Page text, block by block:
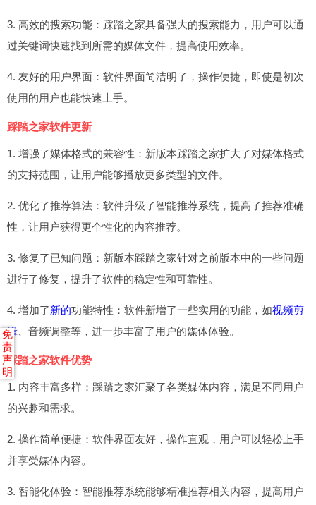
3. 高效的搜索功能：踩踏之家具备强大的搜索能力，用户可以通
过关键词快速找到所需的媒体文件，提高使用效率。
4. 友好的用户界面：软件界面简洁明了，操作便捷，即使是初次
使用的用户也能快速上手。
踩踏之家软件更新
1. 增强了媒体格式的兼容性：新版本踩踏之家扩大了对媒体格式
的支持范围，让用户能够播放更多类型的文件。
2. 优化了推荐算法：软件升级了智能推荐系统，提高了推荐准确
性，让用户获得更个性化的内容推荐。
3. 修复了已知问题：新版本踩踏之家针对之前版本中的一些问题
进行了修复，提升了软件的稳定性和可靠性。
4. 增加了新的功能特性：软件新增了一些实用的功能，如视频剪
辑 、音频调整等，进一步丰富了用户的媒体体验。
踩踏之家软件优势
1. 内容丰富多样：踩踏之家汇聚了各类媒体内容，满足不同用户
的兴趣和需求。
2. 操作简单便捷：软件界面友好，操作直观，用户可以轻松上手
并享受媒体内容。
3. 智能化体验：智能推荐系统能够精准推荐相关内容，提高用户
免
责
声
明